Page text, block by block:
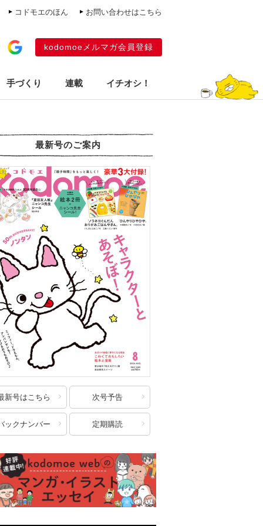
コドモエのほん お問い合わせはこちら
kodomoeメルマガ会員登録
手づくり 連載 イチオシ！
最新号のご案内
新号はこちら 次号予告
ックナンバー 定期購読